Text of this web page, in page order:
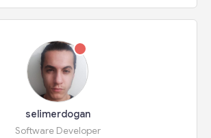
selimerdogan
Software Developer